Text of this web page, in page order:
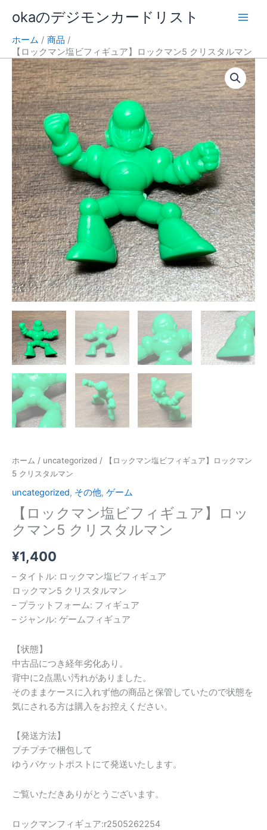
okaのデジモンカードリスト
ホーム
商品
【ロックマン塩ビフィギュア】ロックマン5 クリスタルマン
ホーム / uncategorized / 【ロックマン塩ビフィギュア】ロックマン
5 クリスタルマン
uncategorized, その他, ゲーム
【ロックマン塩ビフィギュア】ロッ
クマン5 クリスタルマン
¥1,400
– タイトル: ロックマン塩ビフィギュア
ロックマン5 クリスタルマン
– プラットフォーム: フィギュア
– ジャンル: ゲームフィギュア
【状態】
中古品につき経年劣化あり。
背中に2点黒い汚れがありました。
そのままケースに入れず他の商品と保管していたので状態を
気にされる方は購入をお控えください。
【発送方法】
プチプチで梱包して
ゆうパケットポストにて発送いたします。
ご覧いただきありがとうございます。
ロックマンフィギュア:r2505262254